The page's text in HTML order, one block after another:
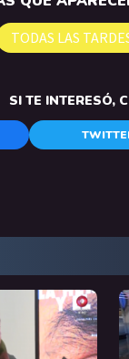
TODAS LAS
SI TE INTERESÓ,